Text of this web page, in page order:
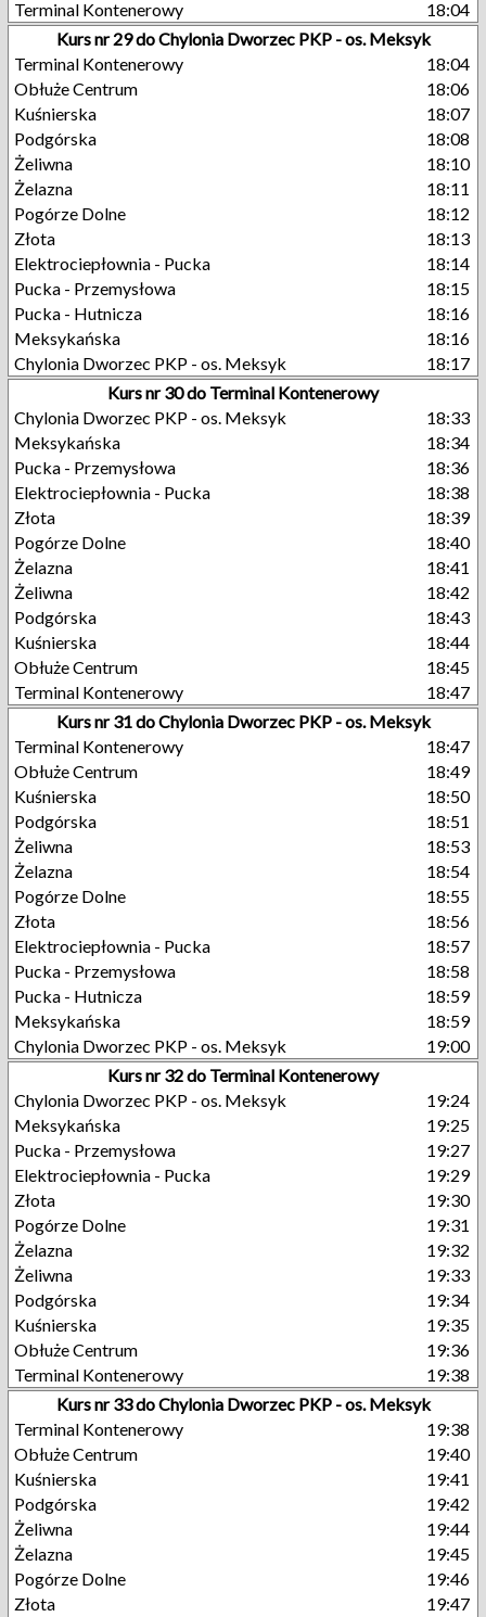
Terminal Kontenerowy
18:04
Kurs nr 29 do Chylonia Dworzec PKP - os. Meksyk
Terminal Kontenerowy
18:04
Obłuże Centrum
18:06
Kuśnierska
18:07
Podgórska
18:08
Żeliwna
18:10
Żelazna
18:11
Pogórze Dolne
18:12
Złota
18:13
Elektrociepłownia - Pucka
18:14
Pucka - Przemysłowa
18:15
Pucka - Hutnicza
18:16
Meksykańska
18:16
Chylonia Dworzec PKP - os. Meksyk
18:17
Kurs nr 30 do Terminal Kontenerowy
Chylonia Dworzec PKP - os. Meksyk
18:33
Meksykańska
18:34
Pucka - Przemysłowa
18:36
Elektrociepłownia - Pucka
18:38
Złota
18:39
Pogórze Dolne
18:40
Żelazna
18:41
Żeliwna
18:42
Podgórska
18:43
Kuśnierska
18:44
Obłuże Centrum
18:45
Terminal Kontenerowy
18:47
Kurs nr 31 do Chylonia Dworzec PKP - os. Meksyk
Terminal Kontenerowy
18:47
Obłuże Centrum
18:49
Kuśnierska
18:50
Podgórska
18:51
Żeliwna
18:53
Żelazna
18:54
Pogórze Dolne
18:55
Złota
18:56
Elektrociepłownia - Pucka
18:57
Pucka - Przemysłowa
18:58
Pucka - Hutnicza
18:59
Meksykańska
18:59
Chylonia Dworzec PKP - os. Meksyk
19:00
Kurs nr 32 do Terminal Kontenerowy
Chylonia Dworzec PKP - os. Meksyk
19:24
Meksykańska
19:25
Pucka - Przemysłowa
19:27
Elektrociepłownia - Pucka
19:29
Złota
19:30
Pogórze Dolne
19:31
Żelazna
19:32
Żeliwna
19:33
Podgórska
19:34
Kuśnierska
19:35
Obłuże Centrum
19:36
Terminal Kontenerowy
19:38
Kurs nr 33 do Chylonia Dworzec PKP - os. Meksyk
Terminal Kontenerowy
19:38
Obłuże Centrum
19:40
Kuśnierska
19:41
Podgórska
19:42
Żeliwna
19:44
Żelazna
19:45
Pogórze Dolne
19:46
Złota
19:47